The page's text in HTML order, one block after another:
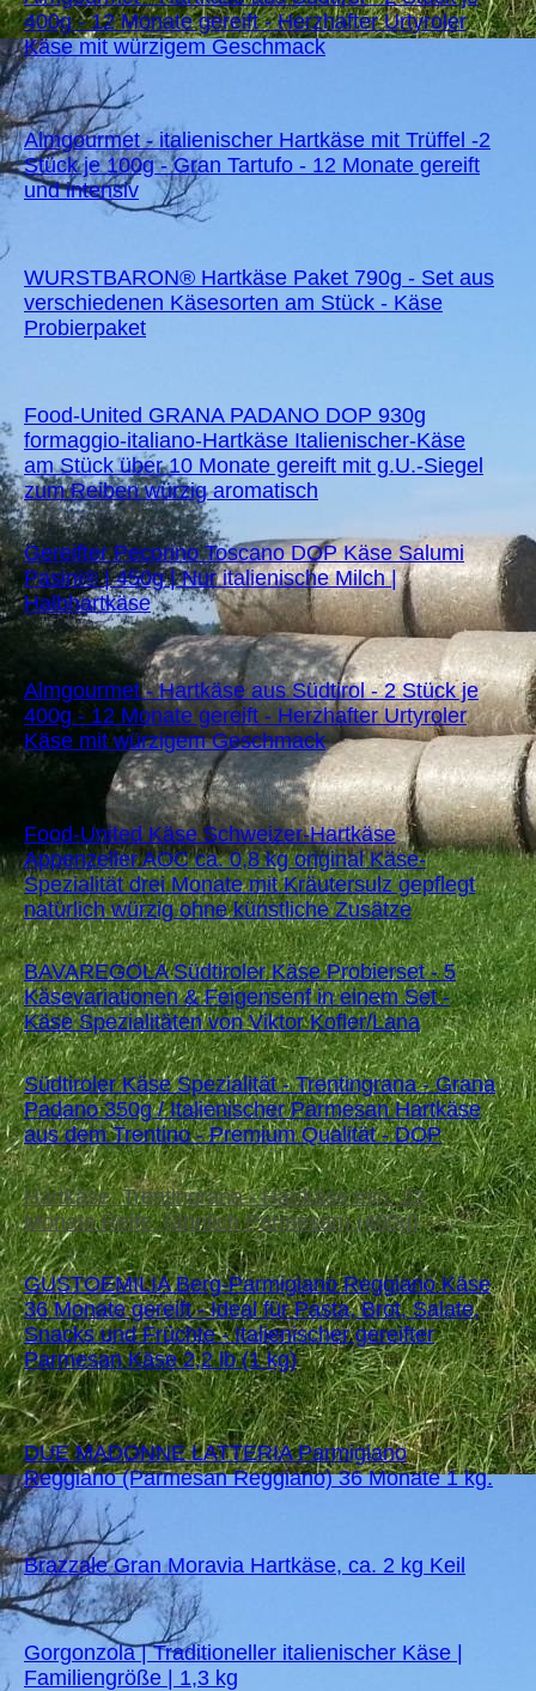
400g - 12 Monate gereift - Herzhafter Urtyroler
Käse mit würzigem Geschmack
Almgourmet - italienischer Hartkäse mit Trüffel -2
Stück je 100g - Gran Tartufo - 12 Monate gereift
und intensiv
WURSTBARON® Hartkäse Paket 790g - Set aus
verschiedenen Käsesorten am Stück - Käse
Probierpaket
Food-United GRANA PADANO DOP 930g
formaggio-italiano-Hartkäse Italienischer-Käse
am Stück über 10 Monate gereift mit g.U.-Siegel
zum Reiben würzig aromatisch
Gereifter Pecorino Toscano DOP Käse Salumi
Pasini® | 450g | Nur italienische Milch |
Halbhartkäse
Almgourmet - Hartkäse aus Südtirol - 2 Stück je
400g - 12 Monate gereift - Herzhafter Urtyroler
Käse mit würzigem Geschmack
Food-United Käse Schweizer-Hartkäse
Appenzeller AOC ca. 0,8 kg original Käse-
Spezialität drei Monate mit Kräutersulz gepflegt
natürlich würzig ohne künstliche Zusätze
BAVAREGOLA Südtiroler Käse Probierset - 5
Käsevariationen & Feigensenf in einem Set -
Käse Spezialitäten von Viktor Kofler/Lana
Südtiroler Käse Spezialität - Trentingrana - Grana
Padano 350g / Italienischer Parmesan Hartkäse
aus dem Trentino - Premium Qualität - DOP
Hartkäse, Trentingrana - Hartkäse min. 22
Monate Reife, (ähnlich Parmesan) (400g)
GUSTOEMILIA Berg-Parmigiano Reggiano Käse
36 Monate gereift - Ideal für Pasta, Brot, Salate,
Snacks und Früchte - Italienischer gereifter
Parmesan Käse 2,2 lb (1 kg)
DUE MADONNE LATTERIA Parmigiano
Reggiano (Parmesan Reggiano) 36 Monate 1 kg.
Brazzale Gran Moravia Hartkäse, ca. 2 kg Keil
Gorgonzola | Traditioneller italienischer Käse |
Familiengröße | 1,3 kg